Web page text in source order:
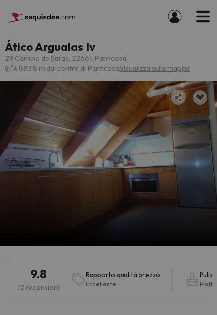
Ático Argualas Iv
29 Camino de Saras, 22661, Panticosa
A 883.8 m dal centro di PanticosaVisualizza sulla mappa
9.8
12 recensioni
Rapporto qualità prezzo
Eccellente